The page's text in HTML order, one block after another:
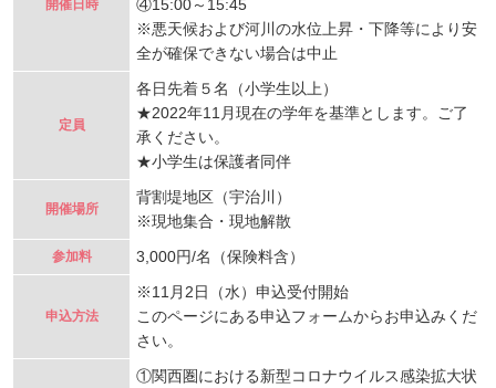
開催日時
④15:00～15:45
※悪天候および河川の水位上昇・下降等により安
全が確保できない場合は中止
定員
各日先着５名（小学生以上）
★2022年11月現在の学年を基準とします。ご了
承ください。
★小学生は保護者同伴
開催場所
背割堤地区（宇治川）
※現地集合・現地解散
参加料 3,000円/名（保険料含）
申込方法
※11月2日（水）申込受付開始
このページにある申込フォームからお申込みくだ
さい。
①関西圏における新型コロナウイルス感染拡大状